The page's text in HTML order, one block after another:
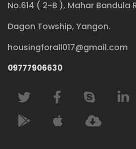
No.614 ( 2-B ), Mahar Bandula
Dagon Towship, Yangon.
housingforall017@gmail.com
09777906630